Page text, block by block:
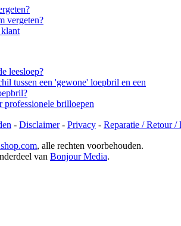
vergeten?
leesloep?
tussen een 'gewone' loepbril en een
professionele brilloepen
- Disclaimer- Privacy - Reparatie / Retour /
, alle rechten voorbehouden.
van Bonjour Media.